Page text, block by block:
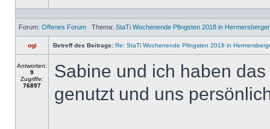
Forum: Offenes Forum Thema: StaTi Wochenende Pfingsten 2018 in
ogi Betreff des Beitrags: Re: StaTi Wochenende Pfingsten 2018 in
Antworten:
9
Zugriffe:
76897
Sabine und ich haben
genutzt und uns